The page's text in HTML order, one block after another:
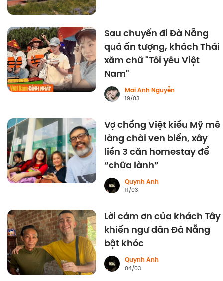
Sau chuyến đi Đà Nẵng
quá ấn tượng, khách Thái
xăm chữ "Tôi yêu Việt
Nam"
Mai Anh Nguyễn
19/03
Vợ chồng Việt kiều Mỹ mê
làng chài ven biển, xây
liền 3 căn homestay để
“chữa lành”
Quynh Anh
11/03
Lời cảm ơn của khách Tây
khiến ngư dân Đà Nẵng
bật khóc
Quynh Anh
04/03